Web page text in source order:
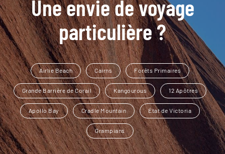
Une envie de voyage
particulière ?
Airlie Beach Cairns Forêts Primaires
Grande Barrière de Corail Kangourous 12 Apôtres
Apollo Bay Cradle Mountain État de Victoria
Grampians